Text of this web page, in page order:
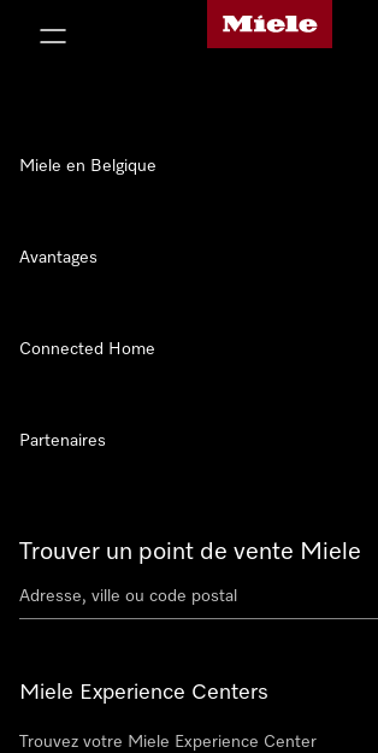
Page d'accueil de Miele
Trouver un point de vente Miele
Miele Experience Centers
Trouvez votre Miele Experience Center
Miele en Belgique
Avantages
Connected Home
Partenaires